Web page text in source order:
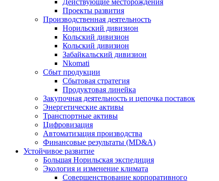
Проекты развития
Производственная деятельность
Норильский дивизион
Кольский дивизион
Кольский дивизион
Забайкальский дивизион
Nkomati
Сбыт продукции
Сбытовая стратегия
Продуктовая линейка
Закупочная деятельность и цепочка поставок
Энергетические активы
Транспортные активы
Цифровизация
Автоматизация производства
Финансовые результаты (MD&A)
Устойчивое развитие
Большая Норильская экспедиция
Экология и изменение климата
Совершенствование корпоративного